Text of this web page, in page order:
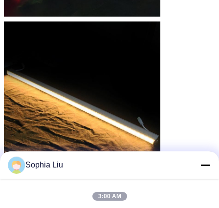
Sophia Liu
3:00 AM